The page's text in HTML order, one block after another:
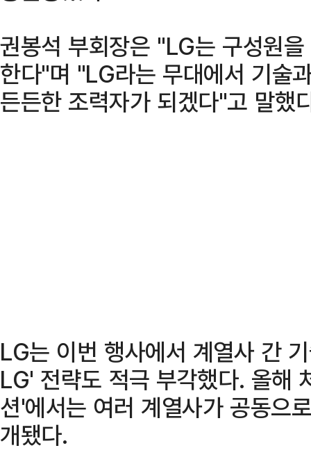
권봉석 부회장은 "LG는 구성원
한다"며 "LG라는 무대에서 기술
든든한 조력자가 되겠다"고 말했
LG는 이번 행사에서 계열사 간
LG' 전략도 적극 부각했다. 올해
션'에서는 여러 계열사가 공동으
개됐다.